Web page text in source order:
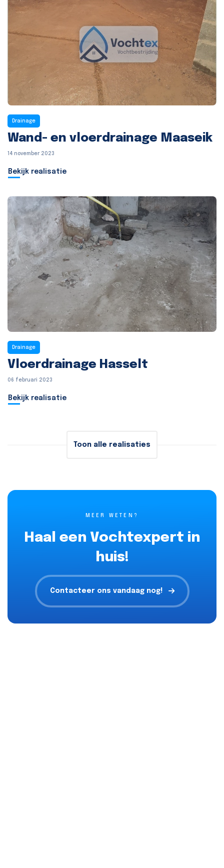
Drainage
Wand- en vloerdrainage Maaseik
14 november 2023
Bekijk realisatie
Drainage
Vloerdrainage Hasselt
06 februari 2023
Bekijk realisatie
Toon alle realisaties
MEER WETEN?
Haal een Vochtexpert in
huis!
Contacteer ons vandaag nog!